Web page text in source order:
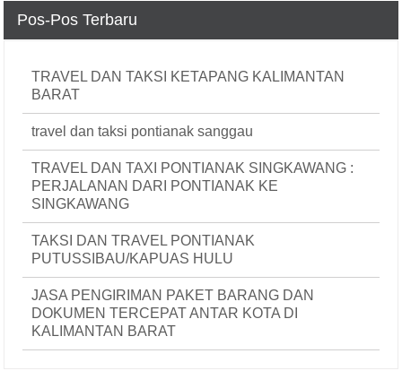
Pos-Pos Terbaru
TRAVEL DAN TAKSI KETAPANG KALIMANTAN
BARAT
travel dan taksi pontianak sanggau
TRAVEL DAN TAXI PONTIANAK SINGKAWANG :
PERJALANAN DARI PONTIANAK KE
SINGKAWANG
TAKSI DAN TRAVEL PONTIANAK
PUTUSSIBAU/KAPUAS HULU
JASA PENGIRIMAN PAKET BARANG DAN
DOKUMEN TERCEPAT ANTAR KOTA DI
KALIMANTAN BARAT